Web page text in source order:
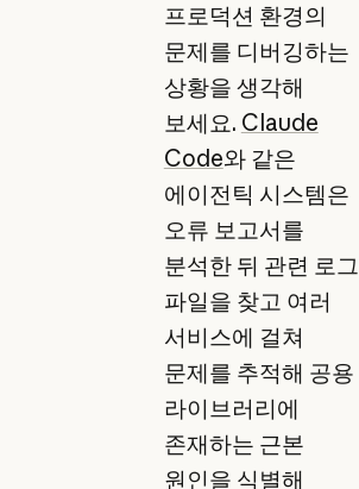
프로덕션 환경의
문제를 디버깅하는
상황을 생각해
보세요. Claude
Code와 같은
에이전틱 시스템은
오류 보고서를
분석한 뒤 관련 로그
파일을 찾고 여러
서비스에 걸쳐
문제를 추적해 공용
라이브러리에
존재하는 근본
원인을 식별해